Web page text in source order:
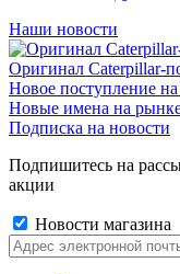
Наши новости
Оригинал Caterpillar-
Новое поступление на
Новые имена на рынке
Подписка на новости
Подпишитесь на
акции
Новости магазина